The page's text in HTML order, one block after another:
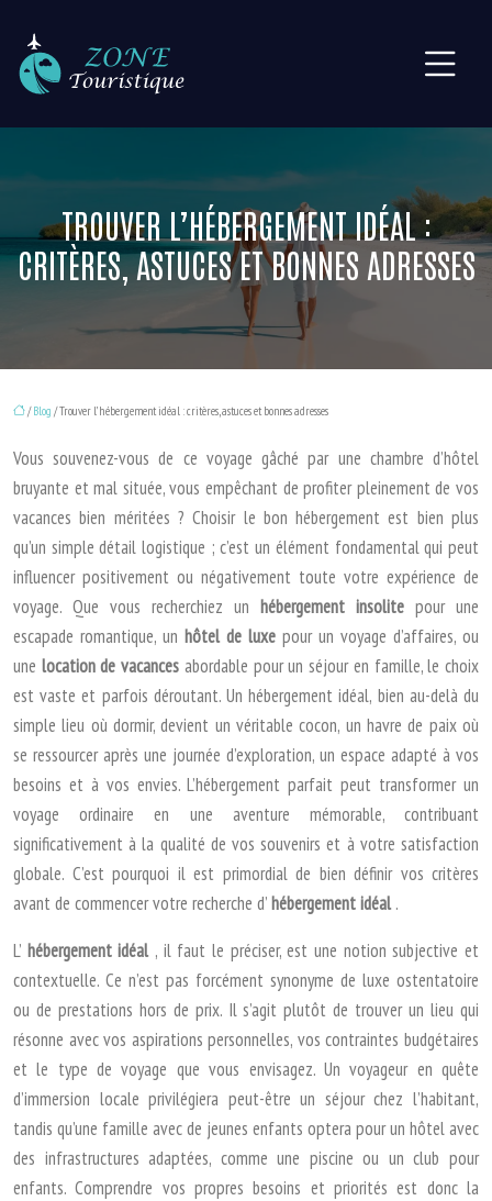
TROUVER L’HÉBERGEMENT IDÉAL :
CRITÈRES, ASTUCES ET BONNES ADRESSES
/Blog / Trouver l’hébergement idéal : critères, astuces et bonnes adresses
Vous souvenez-vous de ce voyage gâché par une chambre d’hôtel
bruyante et mal située, vous empêchant de profiter pleinement de vos
vacances bien méritées ? Choisir le bon hébergement est bien plus
qu’un simple détail logistique ; c’est un élément fondamental qui peut
influencer positivement ou négativement toute votre expérience de
voyage. Que vous recherchiez un hébergement insolite pour une
escapade romantique, un hôtel de luxe pour un voyage d’affaires, ou
une location de vacances abordable pour un séjour en famille, le choix
est vaste et parfois déroutant. Un hébergement idéal, bien au-delà du
simple lieu où dormir, devient un véritable cocon, un havre de paix où
se ressourcer après une journée d’exploration, un espace adapté à vos
besoins et à vos envies. L’hébergement parfait peut transformer un
voyage ordinaire en une aventure mémorable, contribuant
significativement à la qualité de vos souvenirs et à votre satisfaction
globale. C’est pourquoi il est primordial de bien définir vos critères
avant de commencer votre recherche d’hébergement idéal.
L’ hébergement idéal , il faut le préciser, est une notion subjective et
contextuelle. Ce n’est pas forcément synonyme de luxe ostentatoire
ou de prestations hors de prix. Il s’agit plutôt de trouver un lieu qui
résonne avec vos aspirations personnelles, vos contraintes budgétaires
et le type de voyage que vous envisagez. Un voyageur en quête
d’immersion locale privilégiera peut-être un séjour chez l’habitant,
tandis qu’une famille avec de jeunes enfants optera pour un hôtel avec
des infrastructures adaptées, comme une piscine ou un club pour
enfants. Comprendre vos propres besoins et priorités est donc la